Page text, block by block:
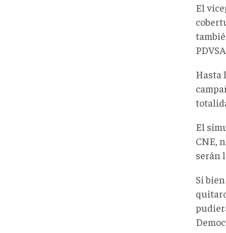
El
Hasta
El
CNE,
serán
Si